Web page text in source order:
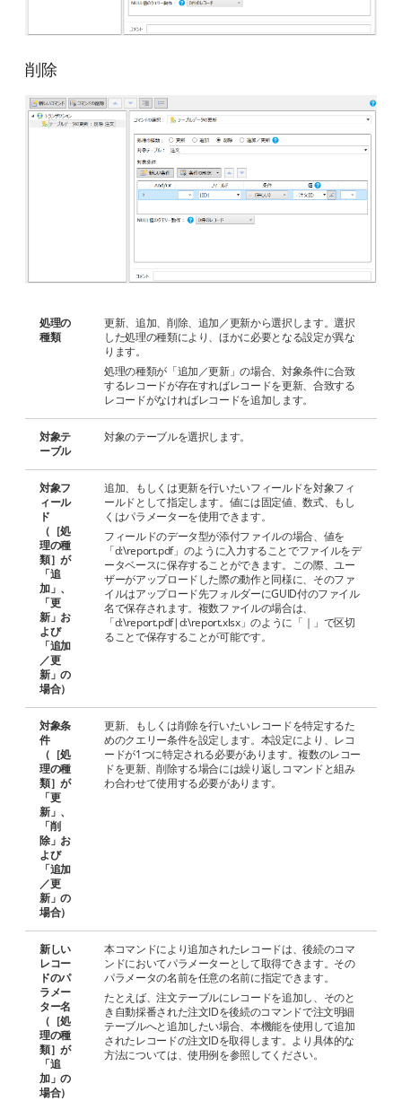
削除
処理の
種類
更新、追加、削除、追加／更新から選択します。選択
した処理の種類により、ほかに必要となる設定が異な
ります。
処理の種類が「追加／更新」の場合、対象条件に合致
するレコードが存在すればレコードを更新、合致する
レコードがなければレコードを追加します。
対象テ
ーブル
対象のテーブルを選択します。
対象フ
ィール
ド
（［処
理の種
類］が
「追
加」、
「更
新」お
よび
「追加
／更
新」の
場合）
追加、もしくは更新を行いたいフィールドを対象フィ
ールドとして指定します。値には固定値、数式、もし
くはパラメーターを使用できます。
フィールドのデータ型が添付ファイルの場合、値を
「d:\report.pdf」のように入力することでファイルをデ
ータベースに保存することができます。この際、ユー
ザーがアップロードした際の動作と同様に、そのファ
イルはアップロード先フォルダーにGUID付のファイル
名で保存されます。複数ファイルの場合は、
「d:\report.pdf|d:\report.xlsx」のように「｜」で区切
ることで保存することが可能です。
対象条
件
（［処
理の種
類］が
「更
新」、
「削
除」お
よび
「追加
／更
新」の
場合）
更新、もしくは削除を行いたいレコードを特定するた
めのクエリー条件を設定します。本設定により、レコ
ードが1つに特定される必要があります。複数のレコー
ドを更新、削除する場合には繰り返しコマンドと組み
わ合わせて使用する必要があります。
新しい
レコー
ドのパ
ラメー
ター名
（［処
理の種
類］が
「追
加」の
場合）
本コマンドにより追加されたレコードは、後続のコマ
ンドにおいてパラメーターとして取得できます。その
パラメータの名前を任意の名前に指定できます。
たとえば、注文テーブルにレコードを追加し、そのと
き自動採番された注文IDを後続のコマンドで注文明細
テーブルへと追加したい場合、本機能を使用して追加
されたレコードの注文IDを取得します。より具体的な
方法については、使用例を参照してください。